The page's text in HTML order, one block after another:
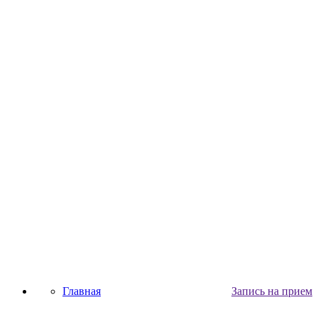
Запись на прием
Главная